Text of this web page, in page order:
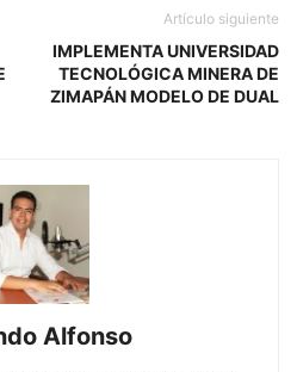
Artículo siguiente
IMPLEMENTA UNIVERSIDAD
TECNOLÓGICA MINERA DE
ZIMAPÁN MODELO DE DUAL
Alfonso